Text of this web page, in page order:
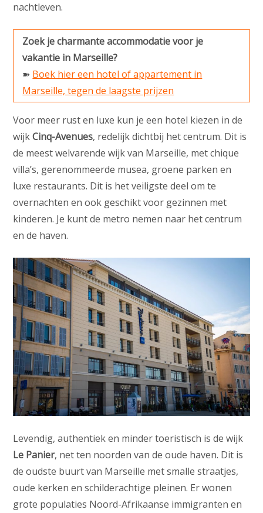
nachtleven.
Zoek je charmante accommodatie voor je
vakantie in Marseille?
➽ Boek hier een hotel of appartement in
Marseille, tegen de laagste prijzen
Voor meer rust en luxe kun je een hotel kiezen in de
wijkCinq-Avenues, redelijk dichtbij het centrum. Dit is
de meest welvarende wijk van Marseille, met chique
villa’s, gerenommeerde musea, groene parken en
luxe restaurants. Dit is het veiligste deel om te
overnachten en ook geschikt voor gezinnen met
kinderen. Je kunt de metro nemen naar het centrum
en de haven.
Levendig, authentiek en minder toeristisch is de wijk
Le Panier, net ten noorden van de oude haven. Dit is
de oudste buurt van Marseille met smalle straatjes,
oude kerken en schilderachtige pleinen. Er wonen
grote populaties Noord-Afrikaanse immigranten en